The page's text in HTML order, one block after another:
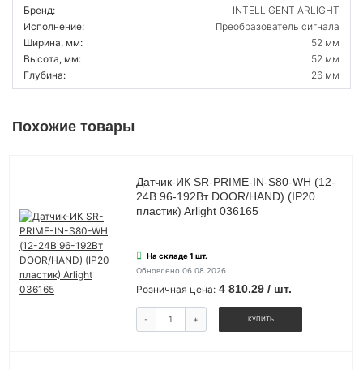
Бренд:
INTELLIGENT ARLIGHT
Исполнение:
Преобразователь сигнала
Ширина, мм:
52 мм
Высота, мм:
52 мм
Глубина:
26 мм
Похожие товары
Датчик-ИК SR-PRIME-IN-S80-WH (12-
24В 96-192Вт DOOR/HAND) (IP20
пластик) Arlight 036165
На складе 1 шт.
Обновлено 06.08.2026
Розничная цена: 4 810.29 / шт.
- + КУПИТЬ